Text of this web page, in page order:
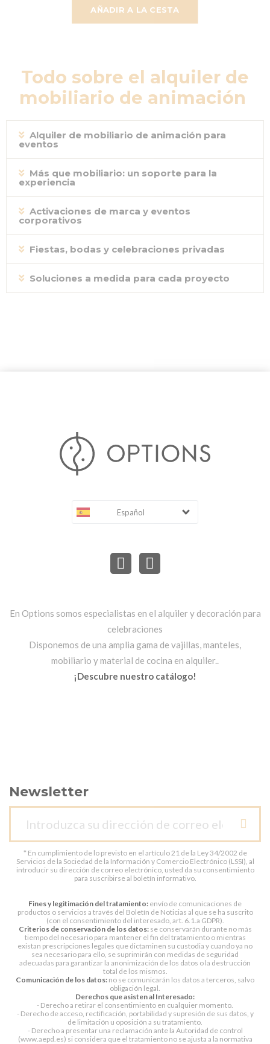
AÑADIR A LA CESTA
Todo sobre el alquiler de
mobiliario de animación
Alquiler de mobiliario de animación para
eventos
Más que mobiliario: un soporte para la
experiencia
Activaciones de marca y eventos
corporativos
Fiestas, bodas y celebraciones privadas
Soluciones a medida para cada proyecto
Español
En Options somos especialistas en el alquiler y decoración para
celebraciones
Disponemos de una amplia gama de vajillas, manteles,
mobiliario y material de cocina en alquiler..
¡Descubre nuestro catálogo!
Newsletter
* En cumplimiento de lo previsto en el artículo 21 de la Ley 34/2002 de
Servicios de la Sociedad de la Información y Comercio Electrónico (LSSI), al
introducir su dirección de correo electrónico, usted da su consentimiento
para suscribirse al boletín informativo.
Fines y legitimación del tratamiento: envío de comunicaciones de
productos o servicios a través del Boletín de Noticias al que se ha suscrito
(con el consentimiento del interesado, art. 6.1.a GDPR).
Criterios de conservación de los datos:se conservarán durante no más
tiempo del necesario para mantener el fin del tratamiento o mientras
existan prescripciones legales que dictaminen su custodia y cuando ya no
sea necesario para ello, se suprimirán con medidas de seguridad
adecuadas para garantizar la anonimización de los datos o la destrucción
total de los mismos.
Comunicación de los datos: no se comunicarán los datos a terceros, salvo
obligación legal.
Derechos que asisten al Interesado:
- Derecho a retirar el consentimiento en cualquier momento.
- Derecho de acceso, rectificación, portabilidad y supresión de sus datos, y
de limitación u oposición a su tratamiento.
- Derecho a presentar una reclamación ante la Autoridad de control
(www.aepd.es) si considera que el tratamiento no se ajusta a la normativa